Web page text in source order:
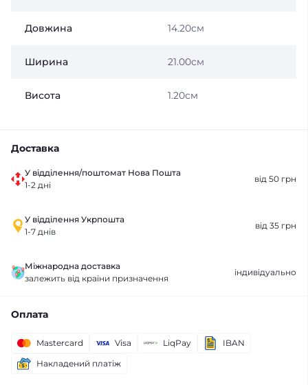
Довжина 14.20см
Ширина 21.00см
Висота 1.20см
Доставка
У відділення/поштомат Нова Пошта
1-2 дні
від 50 грн
У відділення Укрпошта
1-7 днів
від 35 грн
Міжнародна доставка
залежить від країни призначення
індивідуально
Оплата
Mastercard Visa LiqPay
IBAN
Накладений платіж